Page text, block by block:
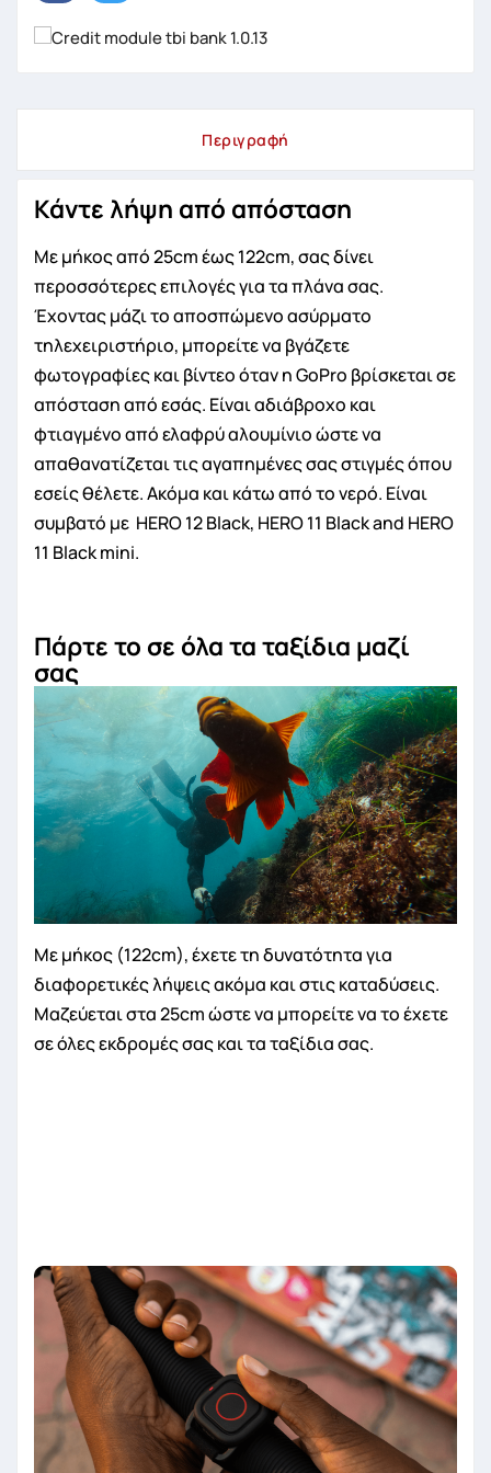
Περιγραφή
Κάντε λήψη από απόσταση
Με μήκος από 25cm έως 122cm, σας δίνει
περοσσότερες επιλογές για τα πλάνα σας.
Έχοντας μάζι το αποσπώμενο ασύρματο
τηλεχειριστήριο, μπορείτε να βγάζετε
φωτογραφίες και βίντεο όταν η GoPro βρίσκεται σε
απόσταση από εσάς. Είναι αδιάβροχο και
φτιαγμένο από ελαφρύ αλουμίνιο ώστε να
απαθανατίζεται τις αγαπημένες σας στιγμές όπου
εσείς θέλετε. Ακόμα και κάτω από το νερό. Είναι
συμβατό με HERO 12 Black, HERO 11 Black and HERO
11 Black mini.
Πάρτε το σε όλα τα ταξίδια μαζί
σας
Με μήκος (122cm), έχετε τη δυνατότητα για
διαφορετικές λήψεις ακόμα και στις καταδύσεις.
Μαζεύεται στα 25cm ώστε να μπορείτε να το έχετε
σε όλες εκδρομές σας και τα ταξίδια σας.